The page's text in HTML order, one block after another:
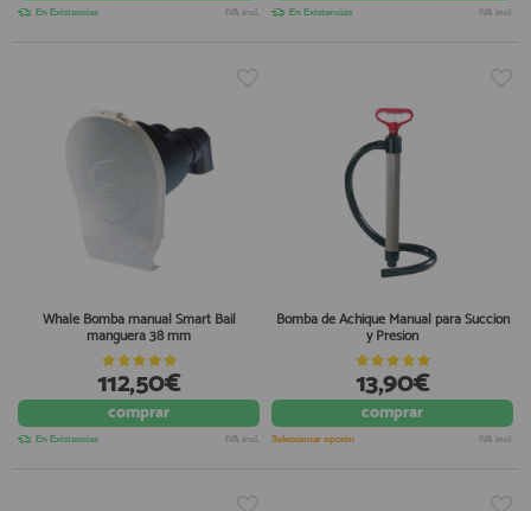
En Existencias IVA incl. En Existencias IVA incl.
Whale Bomba manual Smart Bail
manguera 38 mm
112,50€
comprar
En Existencias IVA incl.
Bomba de Achique Manual para Succion
y Presion
13,90€
comprar
Seleccionar opción IVA incl.